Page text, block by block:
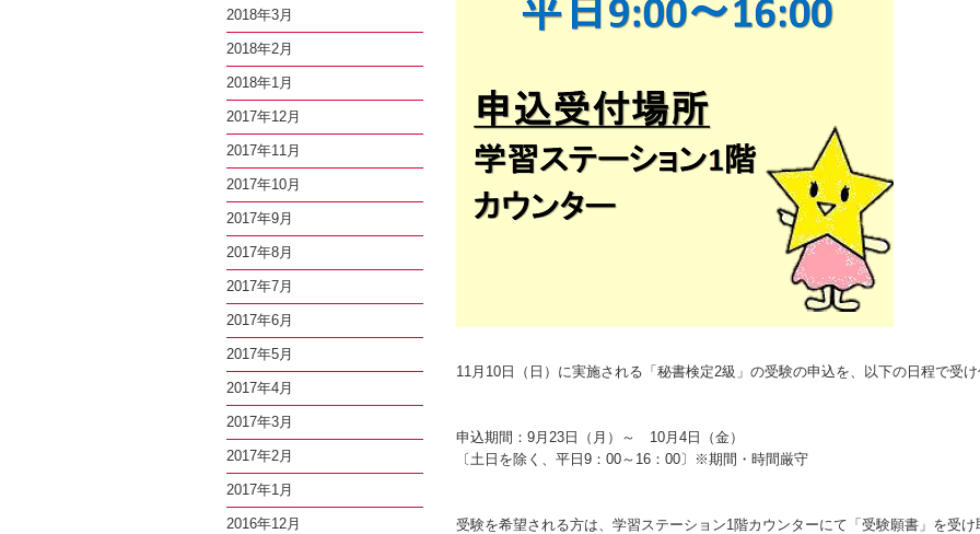
11月10日（日）に実施される「秘書検定2級」の受験の申込を、以下の日程で受
申込期間：9月23日（月）～ 10月4日（金）
〔土日を除く、平日9：00～16：00〕※期間・時間厳守
受験を希望される方は、学習ステーション1階カウンターにて「受験願書」を受け
2018年3月
2018年2月
2018年1月
2017年12月
2017年11月
2017年10月
2017年9月
2017年8月
2017年7月
2017年6月
2017年5月
2017年4月
2017年3月
2017年2月
2017年1月
2016年12月